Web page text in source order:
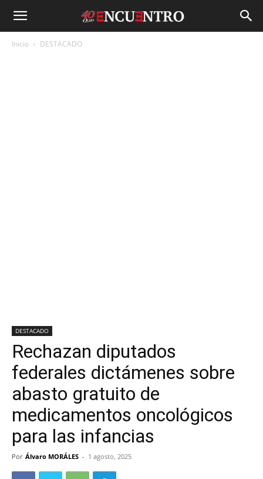
Inicio DESTACADO
DESTACADO
Rechazan diputados
federales dictámenes sobre
abasto gratuito de
medicamentos oncológicos
para las infancias
Por Álvaro MORÁLES - 1 agosto, 2025